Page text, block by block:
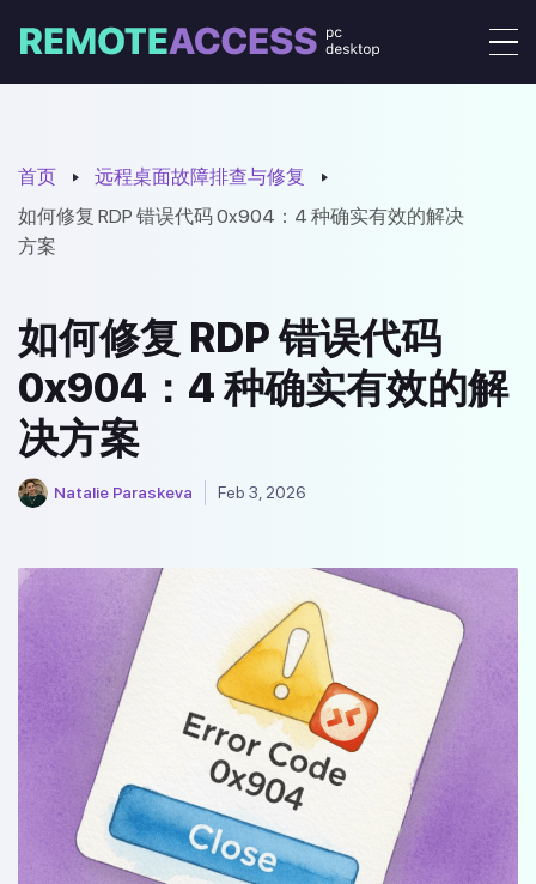
首页
远程桌面故障排查与修复
如何修复 RDP 错误代码 0x904：4 种确实有效的解决
方案
如何修复 RDP 错误代码
0x904：4 种确实有效的解
决方案
Natalie Paraskeva Feb 3, 2026